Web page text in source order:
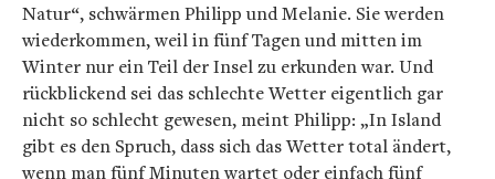
Natur“, schwärmen Philipp und Melanie. Sie werden
wiederkommen, weil in fünf Tagen und mitten im
Winter nur ein Teil der Insel zu erkunden war. Und
rückblickend sei das schlechte Wetter eigentlich gar
nicht so schlecht gewesen, meint Philipp: „In Island
gibt es den Spruch, dass sich das Wetter total ändert,
wenn man fünf Minuten wartet oder einfach fünf